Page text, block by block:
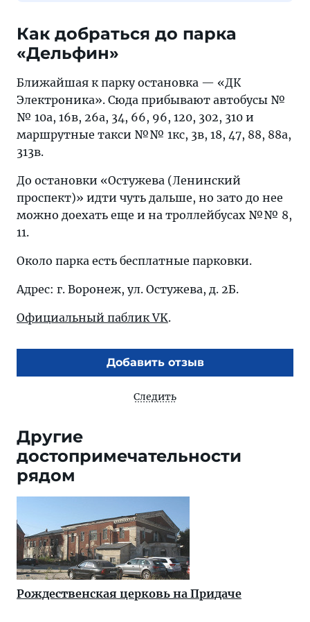
Как добраться до парка
«Дельфин»
Ближайшая к парку остановка — «ДК
Электроника». Сюда прибывают автобусы №
№ 10а, 16в, 26а, 34, 66, 96, 120, 302, 310 и
маршрутные такси №№ 1кс, 3в, 18, 47, 88, 88а,
313в.
До остановки «Остужева (Ленинский
проспект)» идти чуть дальше, но зато до нее
можно доехать еще и на троллейбусах №№ 8,
11.
Около парка есть бесплатные парковки.
Адрес: г. Воронеж, ул. Остужева, д. 2Б.
Официальный паблик VK.
Добавить отзыв
Следить
Другие
достопримечательности
рядом
Рождественская церковь на Придаче